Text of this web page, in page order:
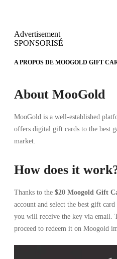
Advertisement
SPONSORISÉ
A PROPOS DE MOOGOLD GIFT
About MooGold
MooGold is a well-established
offers digital gift cards to the best
market.
How does it
Thanks to the $20 Moogold Gift
account and select the best gift
you will receive the key via email.
proceed to redeem it on Moogold